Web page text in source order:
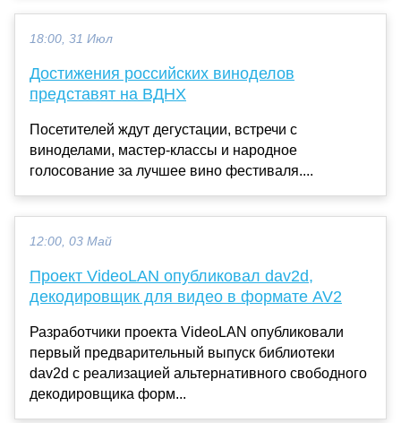
18:00, 31 Июл
Достижения российских виноделов
представят на ВДНХ
Посетителей ждут дегустации, встречи с
виноделами, мастер-классы и народное
голосование за лучшее вино фестиваля....
12:00, 03 Май
Проект VideoLAN опубликовал dav2d,
декодировщик для видео в формате AV2
Разработчики проекта VideoLAN опубликовали
первый предварительный выпуск библиотеки
dav2d с реализацией альтернативного свободного
декодировщика форм...